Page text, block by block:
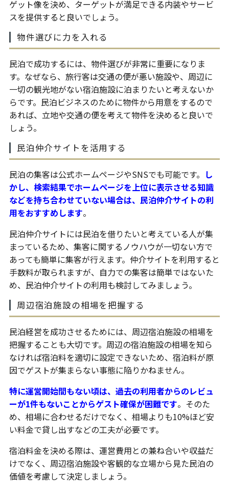
ゲット像を決め、ターゲットが満足できる内装やサービ
スを提供すると良いでしょう。
物件選びに力を入れる
民泊で成功するには、物件選びが非常に重要になりま
す。なぜなら、旅行客は交通の便が悪い施設や、周辺に
一切の観光地がない宿泊施設に泊まりたいと考えないか
らです。民泊ビジネスのために物件から用意をするので
あれば、立地や交通の便を考えて物件を決めると良いで
しょう。
民泊仲介サイトを活用する
民泊の集客は公式ホームページやSNSでも可能です。 し
かし、検索結果でホームページを上位に表示させる知識
などを持ち合わせていない場合は、民泊仲介サイトの利
用をおすすめします。
民泊仲介サイトには民泊を借りたいと考えている人が集
まっているため、集客に関するノウハウが一切ない方で
あっても簡単に集客が行えます。仲介サイトを利用すると
手数料が取られますが、自力での集客は簡単ではないた
め、民泊仲介サイトの利用も検討してみましょう。
周辺宿泊施設の相場を把握する
民泊経営を成功させるためには、周辺宿泊施設の相場を
把握することも大切です。周辺の宿泊施設の相場を知ら
なければ宿泊料を適切に設定できないため、宿泊料が原
因でゲストが集まらない事態に陥りかねません。
特に運営開始間もない頃は、過去の利用者からのレビュ
ーが1件もないことからゲスト確保が困難です。そのた
め、相場に合わせるだけでなく、相場よりも10%ほど安
い料金で貸し出すなどの工夫が必要です。
宿泊料金を決める際は、運営費用との兼ね合いや収益だ
けでなく、周辺宿泊施設や客観的な立場から見た民泊の
価値を考慮して決定しましょう。